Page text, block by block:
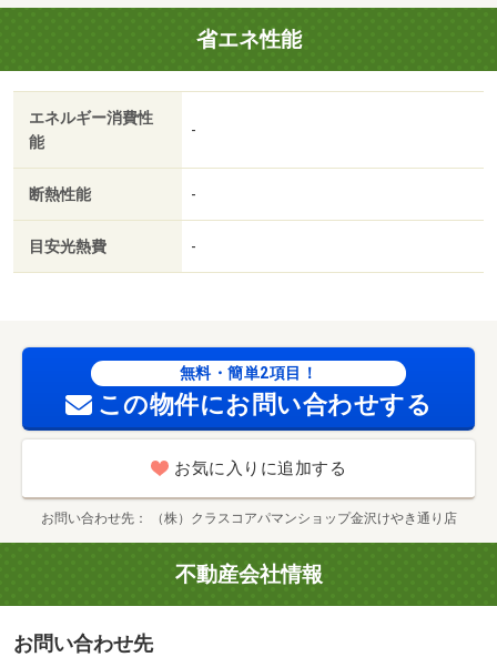
ロ／ウォークインクロゼット／保証人不要／オール電化／
ネット使用料不要／浴室１坪以上／セキュリティ会社加入
済／全居室６畳以上／礼金１ヶ月／保証会社利用可／スギ
薬局（その他）まで５４２ｍ／東金沢駅（その他）まで１
２５２ｍ／Ｖｄｒｕｇ 鳴和店（その他）まで１０４１ｍ
／石川県歯科医師会立歯科医療専門学校（その他）まで２
４８ｍ/賃貸戸数:6戸
省エネ性能
エネルギー消費性
能
-
断熱性能 -
目安光熱費 -
無料・簡単2項目！
この物件にお問い合わせする
お気に入りに追加する
お問い合わせ先 （株）クラスコアパマンショップ金沢けやき通り店
不動産会社情報
お問い合わせ先